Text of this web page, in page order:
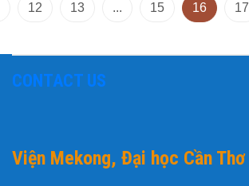
12 13 ... 15 16 17
CONTACT US
Viện Mekong, Đại học Cần Thơ